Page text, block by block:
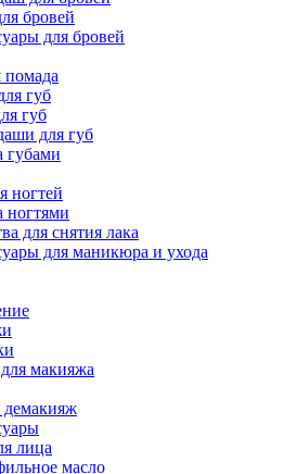
бровей
для бровей
помада
губ
губ
для губ
губами
ногтей
ногтями
для снятия лака
для маникюра и ухода
макияжа
лица
масло